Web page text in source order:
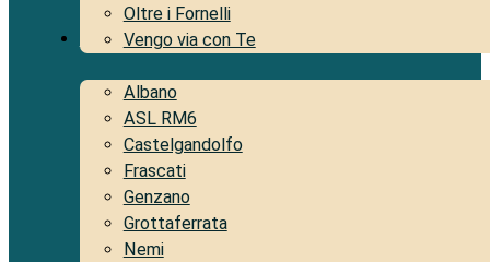
Oltre i Fornelli
Vengo via con Te
Territorio
Albano
ASL RM6
Castelgandolfo
Frascati
Genzano
Grottaferrata
Nemi